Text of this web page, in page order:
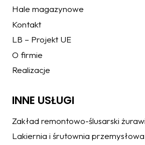
Hale magazynowe
Kontakt
LB – Projekt UE
O firmie
Realizacje
INNE USŁUGI
Zakład remontowo-ślusarski
Lakiernia i śrutownia przemysłowa